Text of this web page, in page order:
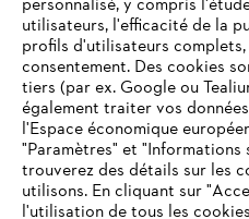
Service
Politique de protection des
VOTRE
N'EST PLUS PRIS
personnalisé, y compris
utilisateurs, l'efficacité de la
profils d'utilisateurs
consentement. Des cookies
tiers (par ex. Google ou
également traiter vos
l'Espace économique
"Paramètres" et "Informations
trouverez des détails sur les
utilisons. En cliquant sur
l'utilisation de tous les